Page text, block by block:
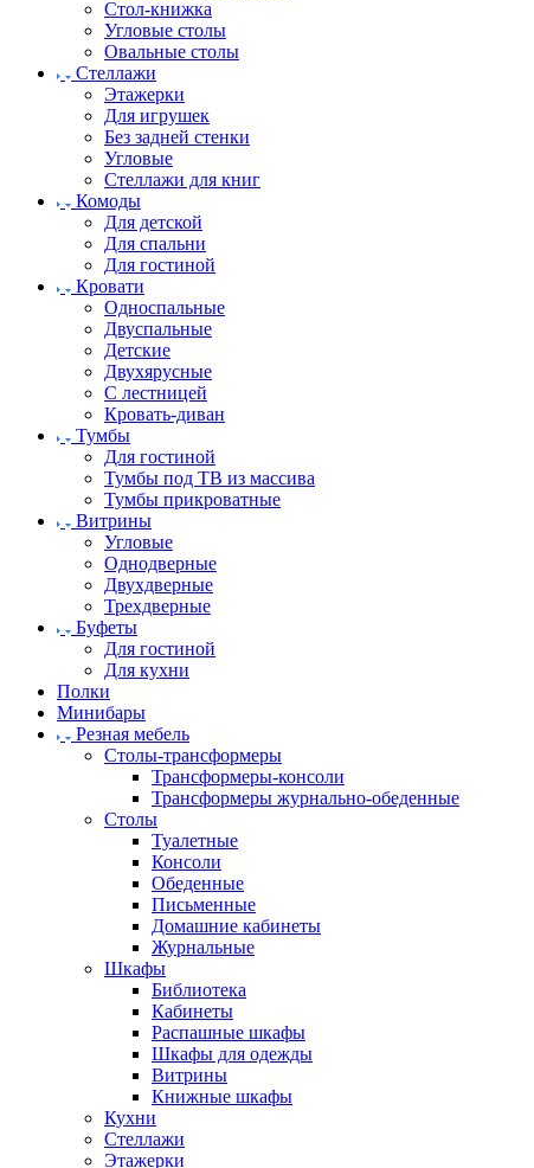
Стол-книжка
Угловые столы
Овальные столы
Стеллажи
Этажерки
Для игрушек
Без задней стенки
Угловые
Стеллажи для книг
Комоды
Для детской
Для спальни
Для гостиной
Кровати
Односпальные
Двуспальные
Детские
Двухярусные
С лестницей
Кровать-диван
Тумбы
Для гостиной
Тумбы под ТВ из массива
Тумбы прикроватные
Витрины
Угловые
Однодверные
Двухдверные
Трехдверные
Буфеты
Для гостиной
Для кухни
Полки
Минибары
Резная мебель
Столы-трансформеры
Трансформеры-консоли
Трансформеры журнально-обеденные
Столы
Туалетные
Консоли
Обеденные
Письменные
Домашние кабинеты
Журнальные
Шкафы
Библиотека
Кабинеты
Распашные шкафы
Шкафы для одежды
Витрины
Книжные шкафы
Кухни
Стеллажи
Этажерки